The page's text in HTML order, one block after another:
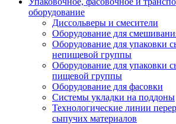
оборудование
Диссольверы и смесители
Оборудование для
Оборудование для упаковки
непищевой группы
Оборудование для упаковки
пищевой группы
Оборудование для фасовки
Системы укладки на поддоны
Технологические линии
сыпучих материалов